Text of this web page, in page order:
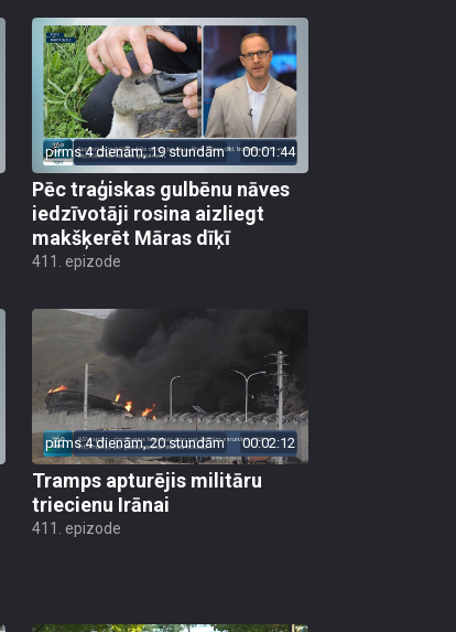
pirms 4 dienām, 19 stundām 00:01:44
Pēc traģiskas gulbēnu nāves
iedzīvotāji rosina aizliegt
makšķerēt Māras dīķī
411. epizode
pirms 4 dienām, 20 stundām 00:02:12
Tramps apturējis militāru
triecienu Irānai
411. epizode